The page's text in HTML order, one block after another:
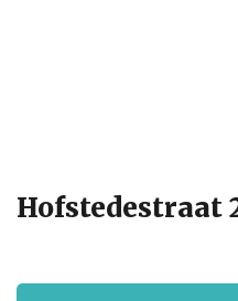
Hofstedestraat